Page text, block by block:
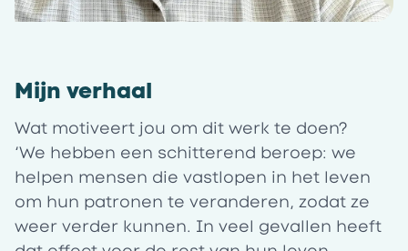
Mijn verhaal
Wat motiveert jou om dit werk te doen?
‘We hebben een schitterend beroep: we
helpen mensen die vastlopen in het leven
om hun patronen te veranderen, zodat ze
weer verder kunnen. In veel gevallen heeft